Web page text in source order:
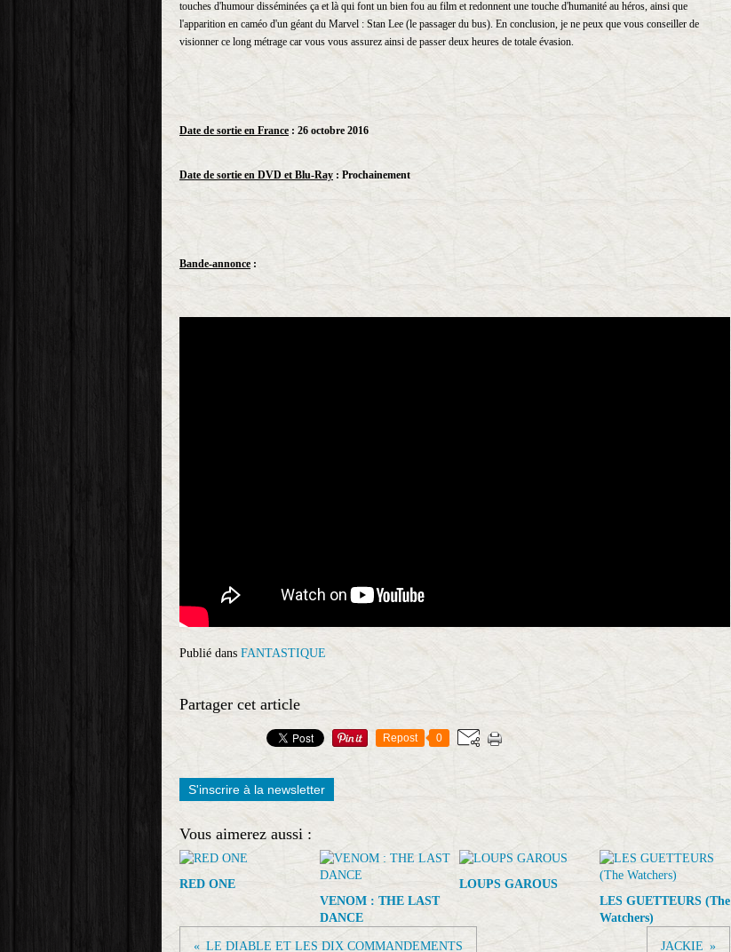
touches d'humour disséminées ça et là qui font un bien fou au film et redonnent une touche d'humanité au héros, ainsi que
l'apparition en caméo d'un géant du Marvel : Stan Lee (le passager du bus). En conclusion, je ne peux que vous conseiller de
visionner ce long métrage car vous vous assurez ainsi de passer deux heures de totale évasion.
Date de sortie en France : 26 octobre 2016
Date de sortie en DVD et Blu-Ray : Prochainement
Bande-annonce :
Publié dans FANTASTIQUE
Partager cet article
Repost 0
S'inscrire à la newsletter
Vous aimerez aussi :
RED ONE
VENOM : THE LAST
DANCE
LOUPS GAROUS
LES GUETTEURS (The
Watchers)
LE DIABLE ET LES DIX COMMANDEMENTS JACKIE